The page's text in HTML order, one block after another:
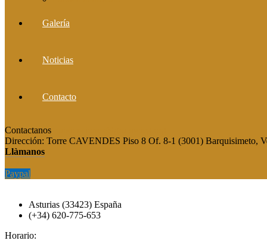
Galería
Noticias
Contacto
Contactanos
Dirección: Torre CAVENDES Piso 8 Of. 8-1 (3001) Barquisimeto,
Llàmanos
Paypal
Asturias (33423) España
(+34) 620-775-653
Horario: